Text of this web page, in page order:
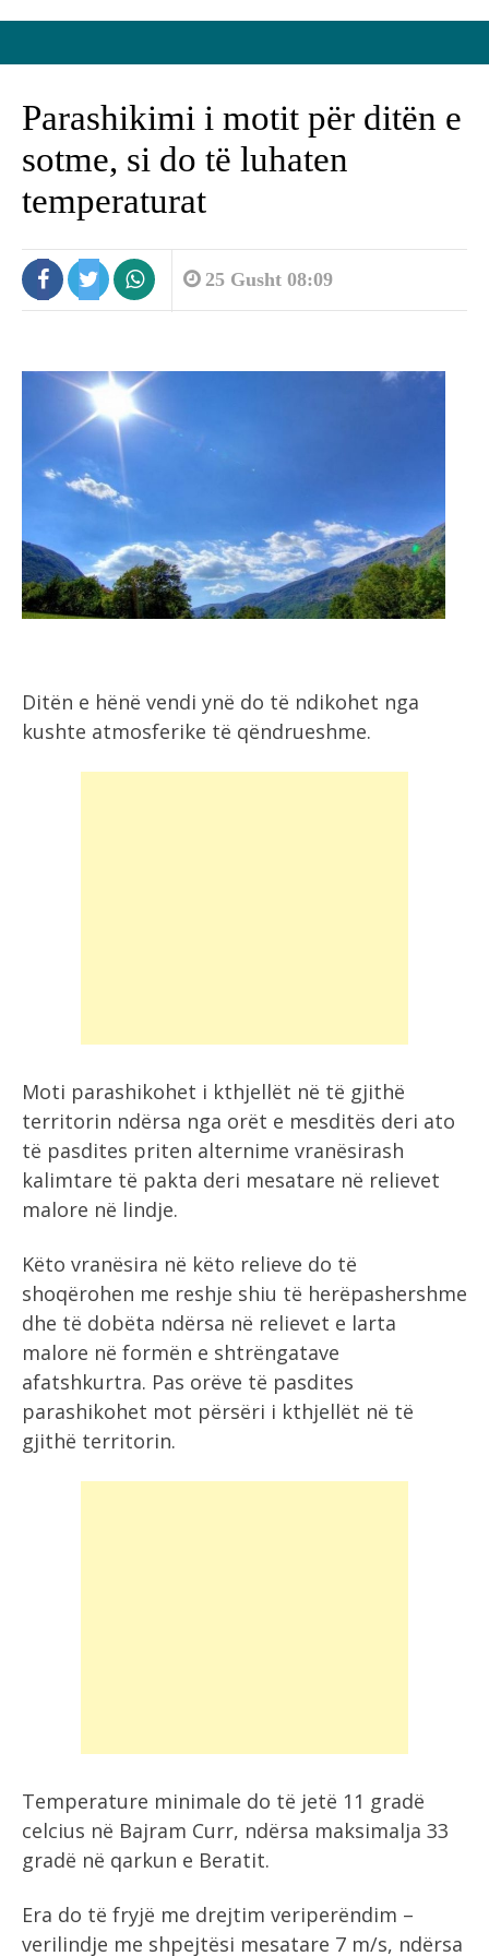
Parashikimi i motit për ditën e
sotme, si do të luhaten
temperaturat
25 Gusht 08:09
Ditën e hënë vendi ynë do të ndikohet nga
kushte atmosferike të qëndrueshme.
Moti parashikohet i kthjellët në të gjithë
territorin ndërsa nga orët e mesditës deri ato
të pasdites priten alternime vranësirash
kalimtare të pakta deri mesatare në relievet
malore në lindje.
Këto vranësira në këto relieve do të
shoqërohen me reshje shiu të herëpashershme
dhe të dobëta ndërsa në relievet e larta
malore në formën e shtrëngatave
afatshkurtra. Pas orëve të pasdites
parashikohet mot përsëri i kthjellët në të
gjithë territorin.
Temperature minimale do të jetë 11 gradë
celcius në Bajram Curr, ndërsa maksimalja 33
gradë në qarkun e Beratit.
Era do të fryjë me drejtim veriperëndim –
verilindje me shpejtësi mesatare 7 m/s, ndërsa